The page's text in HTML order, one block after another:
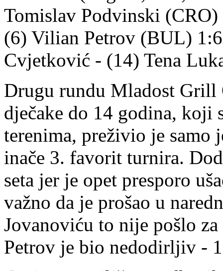
Tomislav Podvinski
(6) Vilian Petrov (BUL)
Cvjetković - (14) Tena
Drugu rundu Mladost Grill
dječake do 14 godina, koji
terenima, preživio je samo
inače 3. favorit turnira.
seta jer je opet presporo
važno da je prošao u
Jovanoviću to nije pošlo
Petrov je bio nedodirljiv -